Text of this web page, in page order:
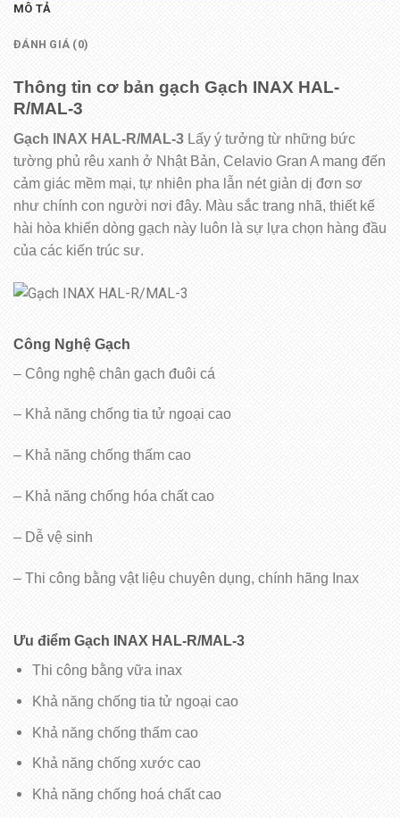
MÔ TẢ
ĐÁNH GIÁ (0)
Thông tin cơ bản gạch Gạch INAX HAL-
R/MAL-3
Gạch INAX HAL-R/MAL-3 Lấy ý tưởng từ những bức
tường phủ rêu xanh ở Nhật Bản, Celavio Gran A mang đến
cảm giác mềm mại, tự nhiên pha lẫn nét giản dị đơn sơ
như chính con người nơi đây. Màu sắc trang nhã, thiết kế
hài hòa khiến dòng gạch này luôn là sự lựa chọn hàng đầu
của các kiến trúc sư.
Công Nghệ Gạch
– Công nghệ chân gạch đuôi cá
– Khả năng chống tia tử ngoại cao
– Khả năng chống thấm cao
– Khả năng chống hóa chất cao
– Dễ vệ sinh
– Thi công bằng vật liệu chuyên dụng, chính hãng Inax
Ưu điểm Gạch INAX HAL-R/MAL-3
Thi công bằng vữa inax
Khả năng chống tia tử ngoại cao
Khả năng chống thấm cao
Khả năng chống xước cao
Khả năng chống hoá chất cao